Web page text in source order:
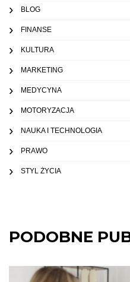
BLOG
FINANSE
KULTURA
MARKETING
MEDYCYNA
MOTORYZACJA
NAUKA I TECHNOLOGIA
PRAWO
STYL ŻYCIA
PODOBNE